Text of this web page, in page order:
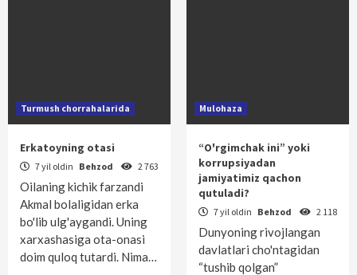
Turmush chorrahalarida
Erkatoyning otasi
7 yil oldin Behzod 2 763
Oilaning kichik farzandi
Akmal bolaligidan erka
bo'lib ulg'aygandi. Uning
xarxashasiga ota-onasi
doim quloq tutardi. Nima…
Mulohaza
“O'rgimchak ini” yoki
korrupsiyadan
jamiyatimiz qachon
qutuladi?
7 yil oldin Behzod 2 118
Dunyoning rivojlangan
davlatlari cho'ntagidan
“tushib qolgan”